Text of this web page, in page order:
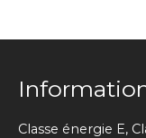
Classe énergie E,